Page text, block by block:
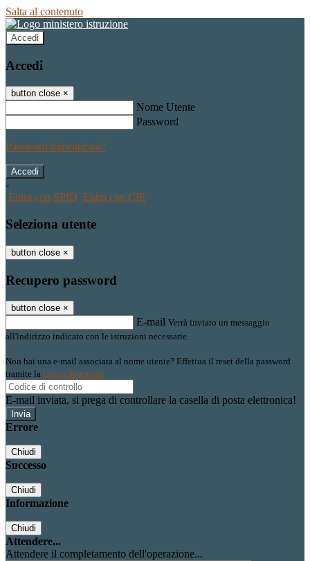
Salta al contenuto
Accedi
Accedi
button close ×
Nome Utente
Password
Password dimenticata?
-
Entra con SPID Entra con CIE
Seleziona utente
button close ×
Recupero password
button close ×
E-mail Verrà inviato un messaggio
all'indirizzo indicato con le istruzioni necessarie.
Non hai una e-mail associata al nome utente? Effettua il reset della password
tramite la Login Spaggiari
E-mail inviata, si prega di controllare la casella di posta elettronica!
Errore
Chiudi
Successo
Chiudi
Informazione
Chiudi
Attendere...
Attendere il completamento dell'operazione...